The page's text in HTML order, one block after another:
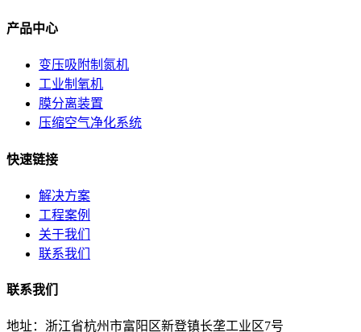
产品中心
变压吸附制氮机
工业制氧机
膜分离装置
压缩空气净化系统
快速链接
解决方案
工程案例
关于我们
联系我们
联系我们
地址：浙江省杭州市富阳区新登镇长垄工业区7号